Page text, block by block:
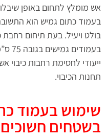
אש מומלץ לתחום באופן
בעמוד כתום גמיש הוא
בולט ויעיל. בעת תיחום
ייעודי לחסימת רחבות כיבוי
תחנות הכיבוי.
שימוש בעמוד
בשטחים חשוכים